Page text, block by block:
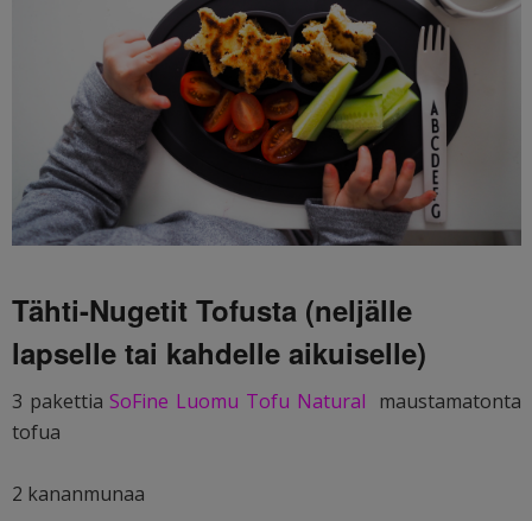
Tähti-Nugetit Tofusta (neljälle
lapselle tai kahdelle aikuiselle)
3 pakettiaSoFine Luomu Tofu Natural maustamatonta
tofua
2 kananmunaa